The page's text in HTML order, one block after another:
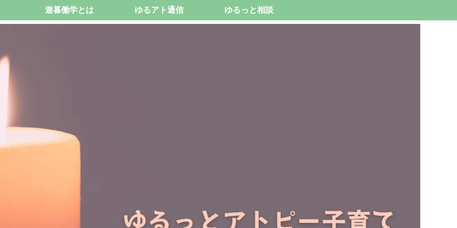
遊暮働学とは ゆるアト通信 ゆるっと相談